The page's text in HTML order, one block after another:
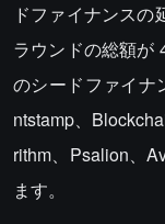
ドファイナンスの
ラウンドの総額が
のシードファイナ
ntstamp、
rithm、Psalion、
ます。